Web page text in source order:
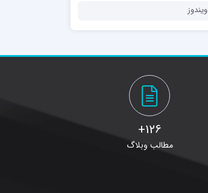
ویندوز
126+
مطالب وبلاگ